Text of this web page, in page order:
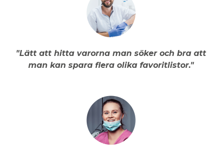
"Lätt att hitta varorna man söker och bra att
man kan spara flera olika favoritlistor."